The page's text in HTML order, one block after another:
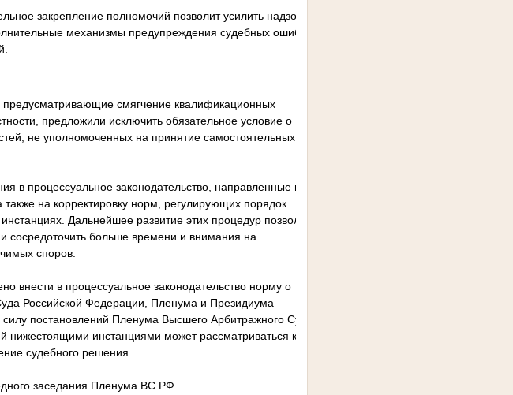
закрепление полномочий позволит усилить надзор
механизмы предупреждения судебных ошибок
смягчение квалификационных
предложили исключить обязательное условие о
не уполномоченных на принятие самостоятельных
в процессуальное законодательство, направленные на
на корректировку норм, регулирующих порядок
Дальнейшее развитие этих процедур позволит
сосредоточить больше времени и внимания на
споров.
внести в процессуальное законодательство норму о
Российской Федерации, Пленума и Президиума
постановлений Пленума Высшего Арбитражного Суда
инстанциями может рассматриваться как
судебного решения.
заседания Пленума ВС РФ.